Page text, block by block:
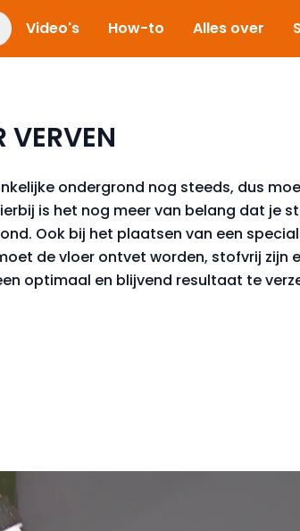
Video's How-to Alles over
VERVEN
ondergrond nog steeds, dus
is het nog meer van belang dat je
Ook bij het plaatsen van een
de vloer ontvet worden, stofvrij zijn
optimaal en blijvend resultaat te